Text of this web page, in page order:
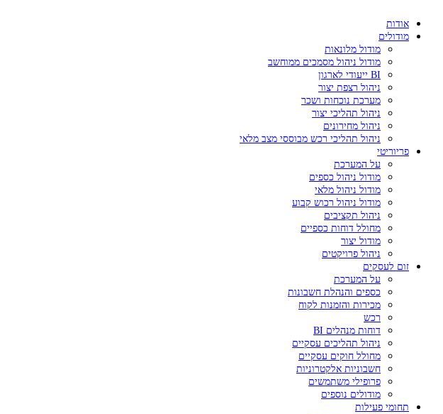
אודות
מודולים
מודול מלונאות
מודול ניהול מסמכים ממוחשב
BI ייעודי לארגון
ניהול רצפת יצור
מערכת נוכחות ושכר
ניהול תהליכי יצור
ניהול מחירונים
ניהול תהליכי רכש מבוססי מצב מלאי
פריוריטי
על המערכת
מודול ניהול כספים
מודול ניהול מלאי
מודול ניהול רכוש קבוע
ניהול תקציבים
מחולל דוחות כספיים
מודול יצור
ניהול פרויקטים
זום לעסקים
על המערכת
כספים והנהלת חשבונות
מכירות והזמנות לקוח
רכש
דוחות מנהלים BI
ניהול תהליכים עסקיים
מחולל חוקים עסקיים
חשבוניות אלקטרוניות
פרופילי משתמשים
מודולים נוספים
תחומי פעילות